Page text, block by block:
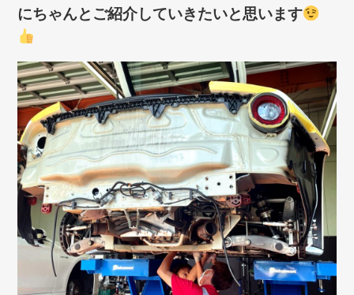
にちゃんとご紹介していきたいと思います